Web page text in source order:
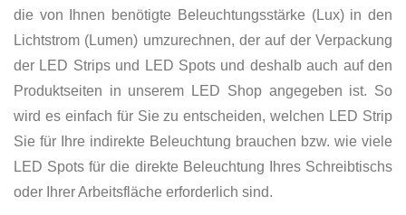
die von Ihnen benötigte Beleuchtungsstärke (Lux) in den
Lichtstrom (Lumen) umzurechnen, der auf der Verpackung
der LED Strips und LED Spots und deshalb auch auf den
Produktseiten in unserem LED Shop angegeben ist. So
wird es einfach für Sie zu entscheiden, welchen LED Strip
Sie für Ihre indirekte Beleuchtung brauchen bzw. wie viele
LED Spots für die direkte Beleuchtung Ihres Schreibtischs
oder Ihrer Arbeitsfläche erforderlich sind.